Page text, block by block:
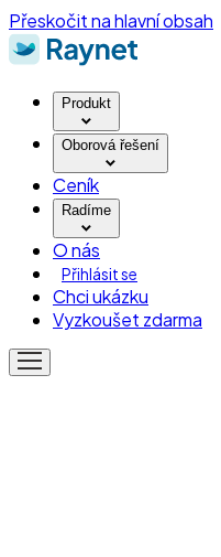
Přeskočit na hlavní obsah
Produkt
Oborová řešení
Ceník
Radíme
O nás
Přihlásit se
Chci ukázku
Vyzkoušet zdarma